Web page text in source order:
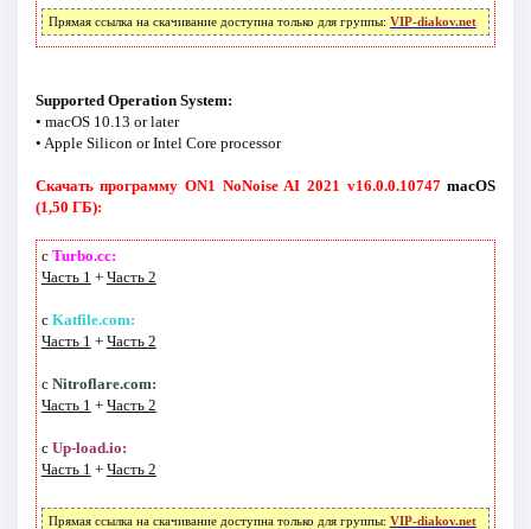
Прямая ссылка на скачивание доступна только для группы: VIP-diakov.net
Supported Operation System:
• macOS 10.13 or later
• Apple Silicon or Intel Core processor
Скачать программу ON1 NoNoise AI 2021 v16.0.0.10747macOS
(1,50 ГБ):
с Turbo.cc:
Часть 1 + Часть 2
с Katfile.com:
Часть 1 + Часть 2
с Nitroflare.com:
Часть 1 + Часть 2
с Up-load.io:
Часть 1 + Часть 2
Прямая ссылка на скачивание доступна только для группы: VIP-diakov.net